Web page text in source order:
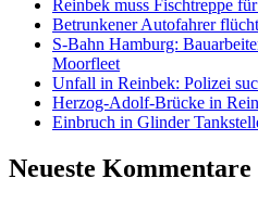
Reinbek muss Fischtreppe
Betrunkener Autofahrer
S-Bahn Hamburg:
Moorfleet
Unfall in Reinbek: Polizei
Herzog-Adolf-Brücke in
Einbruch in Glinder
Neueste Kommentare